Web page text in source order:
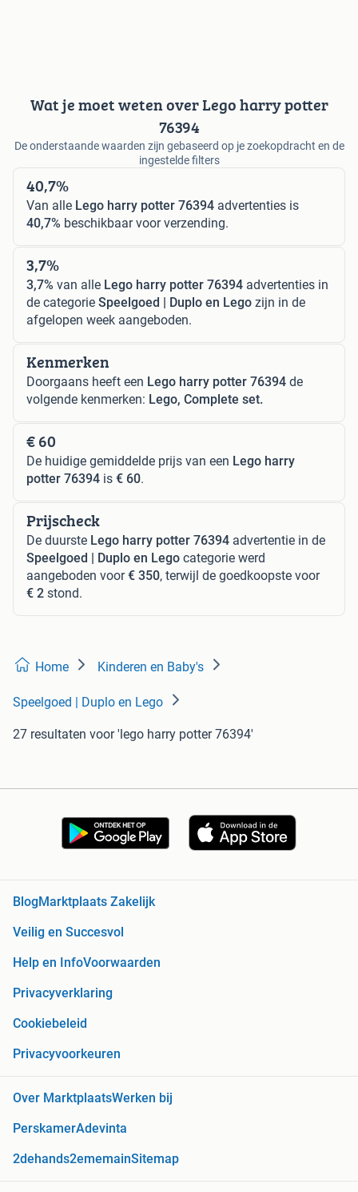
Wat je moet weten over Lego harry potter
76394
De onderstaande waarden zijn gebaseerd op je zoekopdracht en de
ingestelde filters
40,7%
Van alle Lego harry potter 76394 advertenties is
40,7% beschikbaar voor verzending.
3,7%
3,7% van alle Lego harry potter 76394 advertenties in
de categorie Speelgoed | Duplo en Lego zijn in de
afgelopen week aangeboden.
Kenmerken
Doorgaans heeft een Lego harry potter 76394 de
volgende kenmerken: Lego, Complete set.
€ 60
De huidige gemiddelde prijs van een Lego harry
potter 76394 is € 60.
Prijscheck
De duurste Lego harry potter 76394 advertentie in de
Speelgoed | Duplo en Lego categorie werd
aangeboden voor€ 350, terwijl de goedkoopste voor
€ 2 stond.
Home Kinderen en Baby's
Speelgoed | Duplo en Lego
27 resultaten voor 'lego harry potter 76394'
BlogMarktplaats Zakelijk
Veilig en Succesvol
Help en InfoVoorwaarden
Privacyverklaring
Cookiebeleid
Privacyvoorkeuren
Over MarktplaatsWerken bij
PerskamerAdevinta
2dehands2ememainSitemap